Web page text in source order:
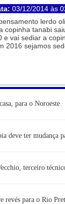
03/12/2014 às
lerdo
copinha tanabi
vai sediar a
2016 sejamos
para o Noroeste
deve ter mudança
terceiro
revés para o Rio